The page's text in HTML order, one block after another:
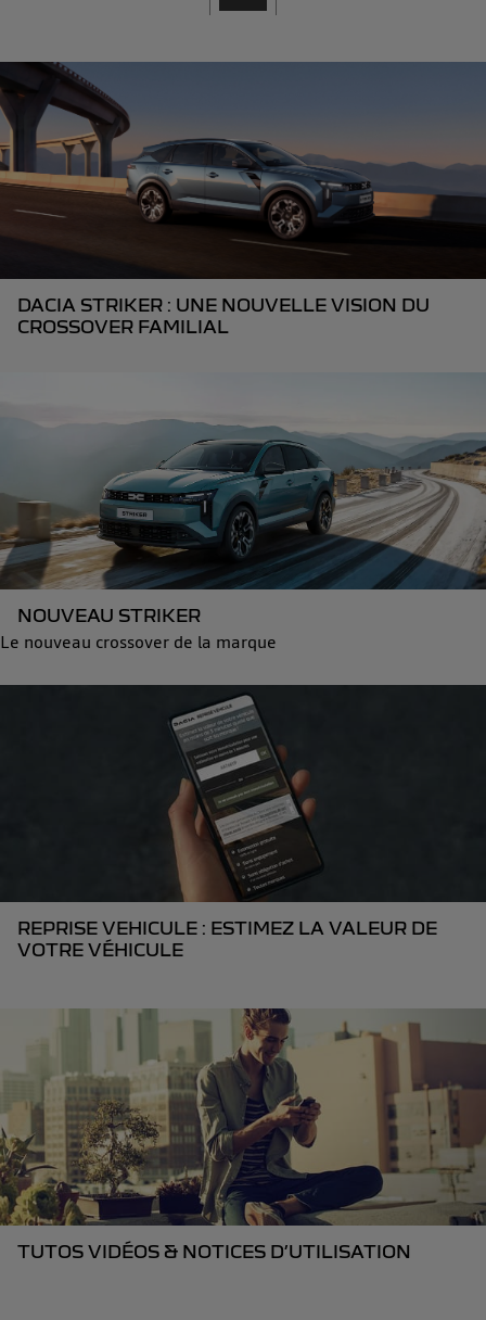
DACIA STRIKER : UNE NOUVELLE VISION DU
CROSSOVER FAMILIAL
NOUVEAU STRIKER
Le nouveau crossover de la marque
REPRISE VEHICULE : ESTIMEZ LA VALEUR DE
VOTRE VÉHICULE
TUTOS VIDÉOS & NOTICES D’UTILISATION